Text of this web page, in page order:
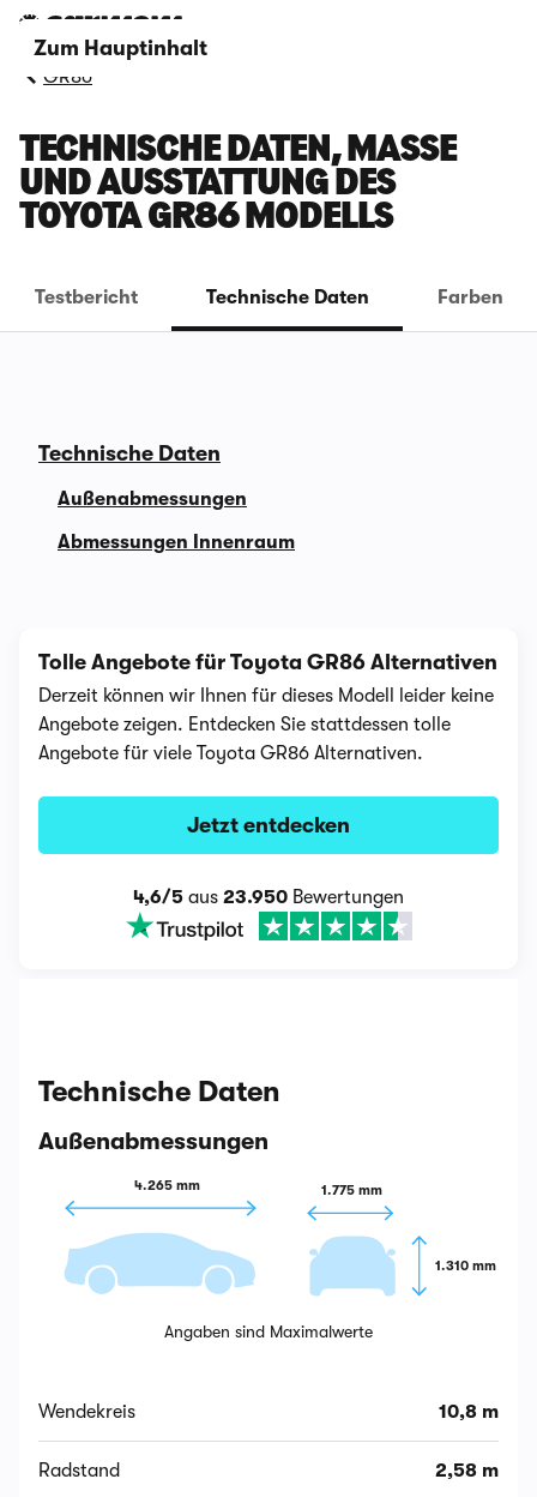
Zum Hauptinhalt
GR86
TECHNISCHE DATEN, MASSE U
ND AUSSTATTUNG DES T
OYOTA GR86 MODELLS
Testbericht Technische Daten Farben
Technische Daten
Außenabmessungen
Abmessungen Innenraum
Tolle Angebote für Toyota GR86 Alternativen
Derzeit können wir Ihnen für dieses Modell leider keine
Angebote zeigen. Entdecken Sie stattdessen tolle
Angebote für viele Toyota GR86 Alternativen.
Jetzt entdecken
4,6/5 aus 23.950 Bewertungen
Technische Daten
Außenabmessungen
4.265 mm 1.775 mm
1.310 mm
Angaben sind Maximalwerte
Wendekreis 10,8 m
Radstand 2,58 m